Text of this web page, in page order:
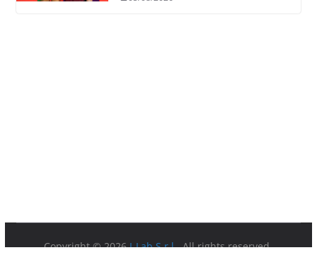
Copyright © 2026I-Lab S.r.l.. All rights reserved.